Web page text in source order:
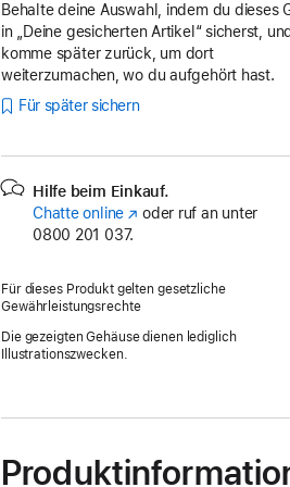
Behalte deine Auswahl, indem du dieses
in „Deine gesicherten Artikel“ sicherst,
komme später zurück, um dort
weiterzumachen, wo du aufgehört hast.
Für später sichern
Hilfe beim Einkauf.
Chatte online (Öffnet
ein
oder ruf an unter
0800 201 037.
Für dieses Produkt gelten gesetzliche
Gewährleistungsrechte
Die gezeigten Gehäuse dienen lediglich
Illustrationszwecken.